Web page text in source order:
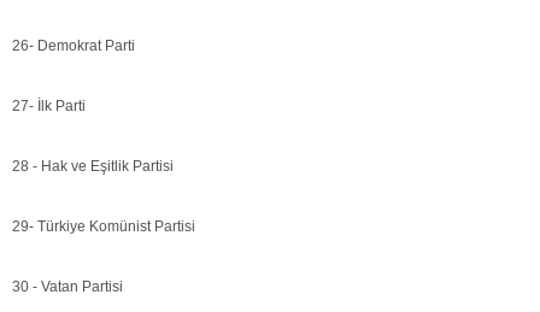
26- Demokrat Parti
27- İlk Parti
28 - Hak ve Eşitlik Partisi
29- Türkiye Komünist Partisi
30 - Vatan Partisi